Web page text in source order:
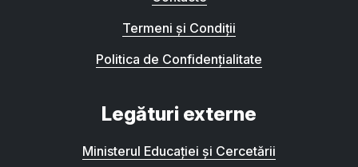
Termeni și Condiții
Politica de Confidențialitate
Legături externe
Ministerul Educației și Cercetării